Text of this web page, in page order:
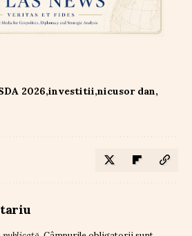
2026 investitii nicusor dan